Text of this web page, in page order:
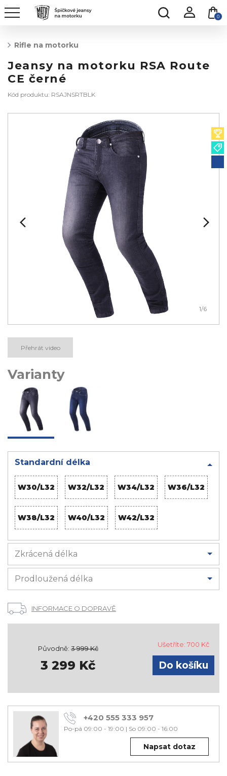
0
Rifle na motorku
Jeansy na motorku RSA Route
CE černé
Kód produktu: RSAJNSRTBLK
1/6
Přehrát video
Varianty
Standardní délka
W30/L32 W32/L32 W34/L32 W36/L32
W38/L32 W40/L32 W42/L32
Zkrácená délka
Prodloužená délka
INFORMACE O DOPRAVĚ
Původně: 3 999Kč
3 299 Kč
Ušetříte: 700 Kč
+420 555 333 957
Po-pá 09:00 - 19:00 | So 09:00 - 16:00
Napsat dotaz